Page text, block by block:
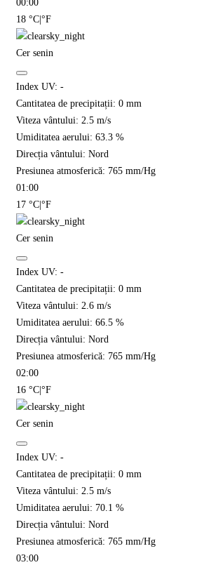
00:00
18 °C °F
Cer senin
Index UV: -
Cantitatea de precipitații: 0 mm
Viteza vântului: 2.5 m/s
Umiditatea aerului: 63.3 %
Direcția vântului: Nord
Presiunea atmosferică: 765 mm/Hg
01:00
17 °C °F
Cer senin
Index UV: -
Cantitatea de precipitații: 0 mm
Viteza vântului: 2.6 m/s
Umiditatea aerului: 66.5 %
Direcția vântului: Nord
Presiunea atmosferică: 765 mm/Hg
02:00
16 °C °F
Cer senin
Index UV: -
Cantitatea de precipitații: 0 mm
Viteza vântului: 2.5 m/s
Umiditatea aerului: 70.1 %
Direcția vântului: Nord
Presiunea atmosferică: 765 mm/Hg
03:00